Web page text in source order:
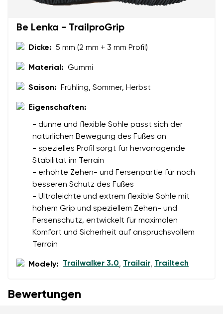
Be Lenka - TrailproGrip
Dicke: 5 mm (2 mm + 3 mm Profil)
Material: Gummi
Saison: Frühling, Sommer, Herbst
Eigenschaften:
- dünne und flexible Sohle passt sich der
natürlichen Bewegung des Fußes an
- spezielles Profil sorgt für hervorragende
Stabilität im Terrain
- erhöhte Zehen- und Fersenpartie für noch
besseren Schutz des Fußes
- Ultraleichte und extrem flexible Sohle mit
hohem Grip und speziellem Zehen- und
Fersenschutz, entwickelt für maximalen
Komfort und Sicherheit auf anspruchsvollem
Terrain
Modely: Trailwalker 3.0, Trailair, Trailtech
Bewertungen